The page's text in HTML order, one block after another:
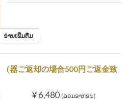
ອ່ານເພີ່ມຕື່ມ
器ご返却の場合500円ご返金致
¥ 6,480 (ລວມອາກອນ)